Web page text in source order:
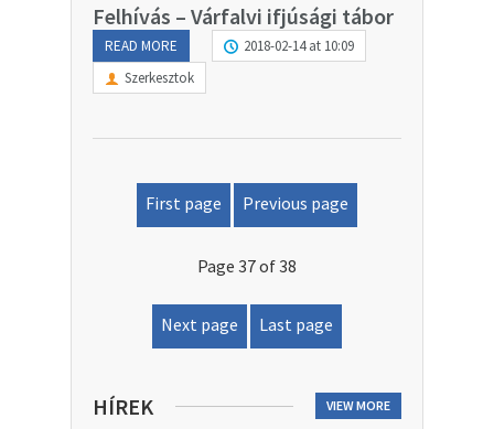
Felhívás – Várfalvi ifjúsági tábor
READ MORE
2018-02-14 at 10:09
Szerkesztok
First page Previous page
Page 37 of 38
Next page Last page
HÍREK VIEW MORE